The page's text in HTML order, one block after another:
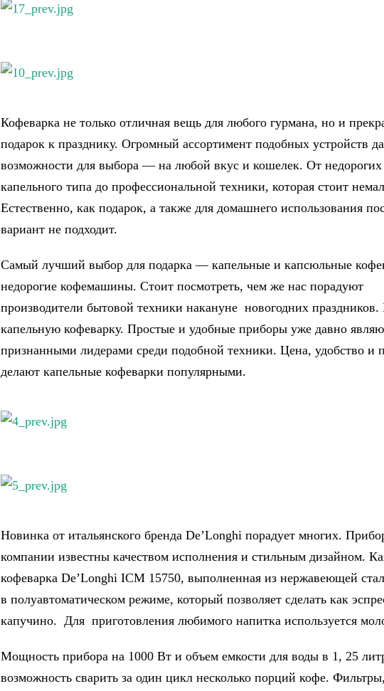
Кофеварка не только отличная вещь для любого гурмана, но и
подарок к празднику. Огромный ассортимент подобных устройств
возможности для выбора — на любой вкус и кошелек. От недорогих
капельного типа до профессиональной техники, которая стоит
Естественно, как подарок, а также для домашнего использования
вариант не подходит.
Самый лучший выбор для подарка — капельные и капсюльные
недорогие кофемашины. Стоит посмотреть, чем же нас порадуют
производители бытовой техники накануне новогодних
капельную кофеварку. Простые и удобные приборы уже давно
признанными лидерами среди подобной техники. Цена, удобство и
делают капельные кофеварки популярными.
Новинка от итальянского бренда De’Longhi порадует многих.
компании известны качеством исполнения и стильным дизайном.
кофеварка De’Longhi ICM 15750, выполненная из нержавеющей
в полуавтоматическом режиме, который позволяет сделать как
капучино. Для приготовления любимого напитка используется
Мощность прибора на 1000 Вт и объем емкости для воды в 1, 25
возможность сварить за один цикл несколько порций кофе.